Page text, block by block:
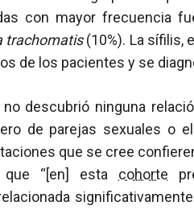
con mayor frecuencia
trachomatis(10%). La sífilis,
de los pacientes y se
descubrió ninguna
de parejas sexuales o
que se cree
que “[en] esta cohorte